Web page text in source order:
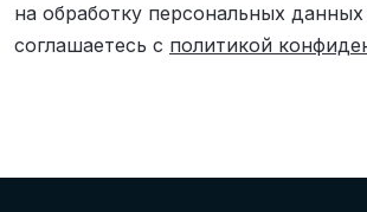
на обработку персональных
соглашаетесь с политикой